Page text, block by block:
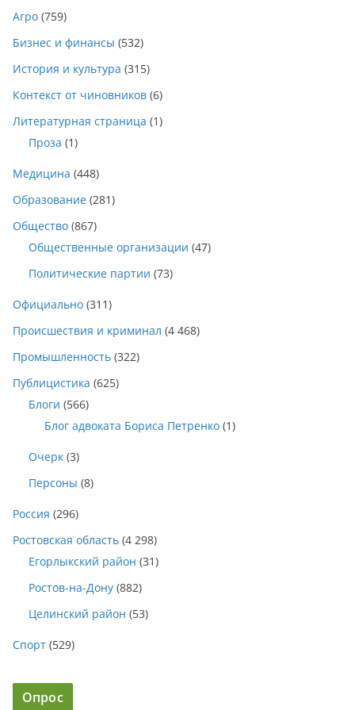
Агро (759)
Бизнес и финансы (532)
История и культура (315)
Контекст от чиновников (6)
Литературная страница (1)
Проза (1)
Медицина (448)
Образование (281)
Общество (867)
Общественные организации (47)
Политические партии (73)
Официально (311)
Происшествия и криминал (4 468)
Промышленность (322)
Публицистика (625)
Блоги (566)
Блог адвоката Бориса Петренко (1)
Очерк (3)
Персоны (8)
Россия (296)
Ростовская область (4 298)
Егорлыкский район (31)
Ростов-на-Дону (882)
Целинский район (53)
Спорт (529)
Опрос